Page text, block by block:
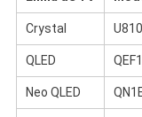
Crystal
QLED
Neo QLED